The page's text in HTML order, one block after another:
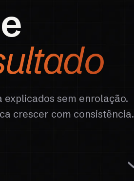
explicados sem enrolação.
crescer com consistência.